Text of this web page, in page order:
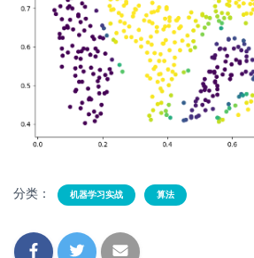
分类： 机器学习实战 算法